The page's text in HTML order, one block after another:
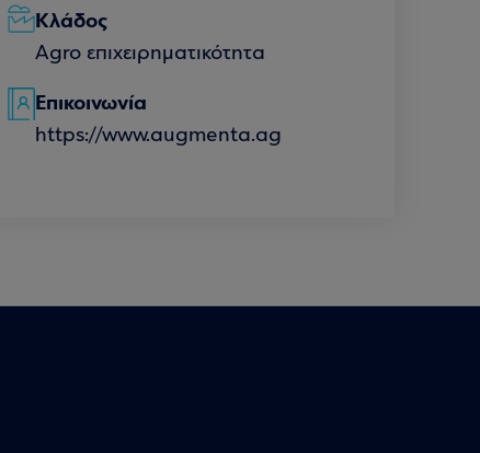
Κλάδος
Agro επιχειρηματικότητα
Επικοινωνία
https://www.augmenta.ag